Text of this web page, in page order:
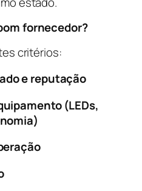
fornecedor?
critérios:
e reputação
(LEDs,